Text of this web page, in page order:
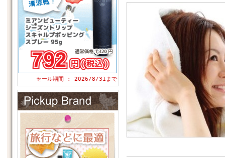
セール期間 : 2026/8/31まで